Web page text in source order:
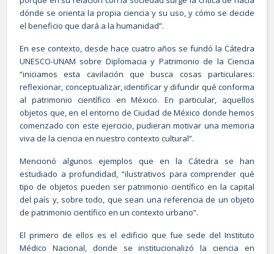
dónde se orienta la propia ciencia y su uso, y cómo se decide
el beneficio que dará a la humanidad”.
En ese contexto, desde hace cuatro años se fundó la Cátedra
UNESCO-UNAM sobre Diplomacia y Patrimonio de la Ciencia
“iniciamos esta cavilación que busca cosas particulares:
reflexionar, conceptualizar, identificar y difundir qué conforma
al patrimonio científico en México. En particular, aquellos
objetos que, en el entorno de Ciudad de México donde hemos
comenzado con este ejercicio, pudieran motivar una memoria
viva de la ciencia en nuestro contexto cultural”.
Mencionó algunos ejemplos que en la Cátedra se han
estudiado a profundidad, “ilustrativos para comprender qué
tipo de objetos pueden ser patrimonio científico en la capital
del país y, sobre todo, que sean una referencia de un objeto
de patrimonio científico en un contexto urbano”.
El primero de ellos es el edificio que fue sede del Instituto
Médico Nacional, donde se institucionalizó la ciencia en